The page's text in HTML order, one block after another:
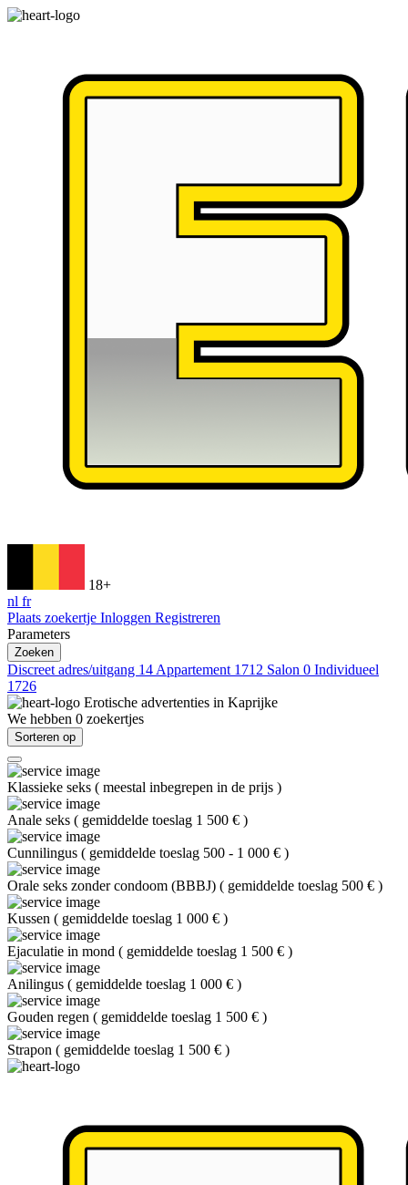
18+
nl fr
Plaats zoekertje Inloggen Registreren
Parameters
Zoeken
Discreet adres/uitgang 14 Appartement 1712 Salon 0 Individueel
1726
Erotische advertenties in Kaprijke
We hebben 0 zoekertjes
Sorteren op
Klassieke seks ( meestal inbegrepen in de prijs )
Anale seks ( gemiddelde toeslag 1 500 € )
Cunnilingus ( gemiddelde toeslag 500 - 1 000 € )
Orale seks zonder condoom (BBBJ) ( gemiddelde toeslag 500 € )
Kussen ( gemiddelde toeslag 1 000 € )
Ejaculatie in mond ( gemiddelde toeslag 1 500 € )
Anilingus ( gemiddelde toeslag 1 000 € )
Gouden regen ( gemiddelde toeslag 1 500 € )
Strapon ( gemiddelde toeslag 1 500 € )